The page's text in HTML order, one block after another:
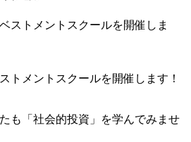
トメントスクールを開催します！